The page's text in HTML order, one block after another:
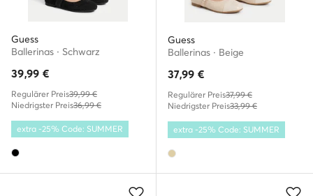
Guess
Ballerinas · Schwarz
39,99 €
Regulärer Preis39,99 €
Niedrigster Preis36,99 €
extra -25% Code: SUMMER
Guess
Ballerinas · Beige
37,99 €
Regulärer Preis37,99 €
Niedrigster Preis33,99 €
extra -25% Code: SUMMER